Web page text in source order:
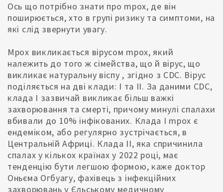
Ось що потрібно знати про mpox, де він
поширюється, хто в групі ризику та симптоми, на
які слід звернути увагу.
Mpox викликається вірусом mpox, який
належить до того ж сімейства, що й вірус, що
викликає натуральну віспу , згідно з CDC. Вірус
поділяється на дві клади: I та II. За даними CDC,
клада I зазвичай викликає більш важкі
захворювання та смерті, причому минулі спалахи
вбивали до 10% інфікованих. Клада I mpox є
ендеміком, або регулярно зустрічається, в
Центральній Африці. Клада II, яка спричинила
спалах у кількох країнах у 2022 році, має
тенденцію бути легшою формою, каже доктор
Оньєма Огбуагу, фахівець з інфекційних
захворювань у Єльському медичному